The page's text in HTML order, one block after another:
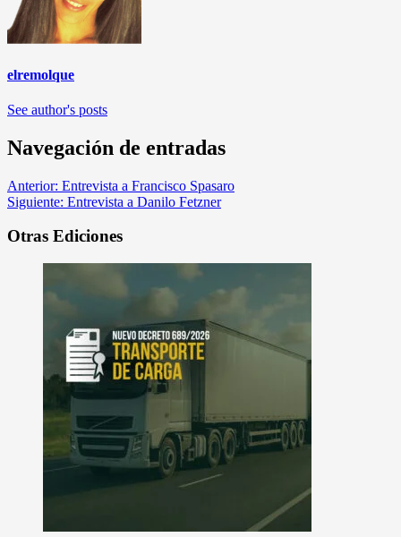
elremolque
See author's posts
Navegación de entradas
Anterior: Entrevista a Francisco Spasaro
Siguiente: Entrevista a Danilo Fetzner
Otras Ediciones